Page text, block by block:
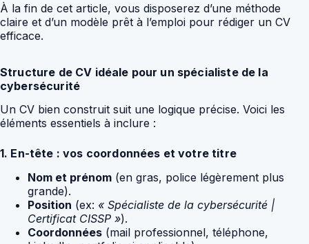
À la fin de cet article, vous disposerez d’une méthode
claire et d’un modèle prêt à l’emploi pour rédiger un CV
efficace.
Structure de CV idéale pour un spécialiste de la
cybersécurité
Un CV bien construit suit une logique précise. Voici les
éléments essentiels à inclure :
1. En-tête : vos coordonnées et votre titre
Nom et prénom (en gras, police légèrement plus
grande).
Position (ex: « Spécialiste de la cybersécurité |
Certificat CISSP »).
Coordonnées (mail professionnel, téléphone,